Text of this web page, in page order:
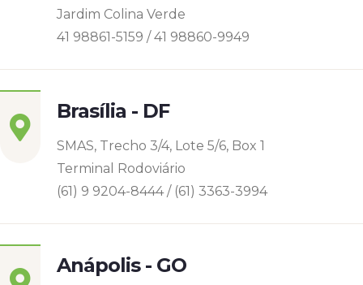
Jardim Colina Verde
41 98861-5159 / 41 98860-9949
Brasília - DF
SMAS, Trecho 3/4, Lote 5/6, Box 1
Terminal Rodoviário
(61) 9 9204-8444 / (61) 3363-3994
Anápolis - GO